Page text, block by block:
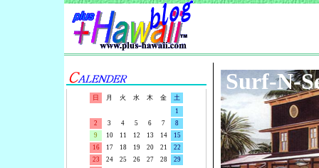
日 月 火 水 木 金
土
1
2
3 4 5 6 7
8
9
10 11 12 13 14
15
16
17 18 19 20 21
22
23
24 25 26 27 28
29
Surf-N-